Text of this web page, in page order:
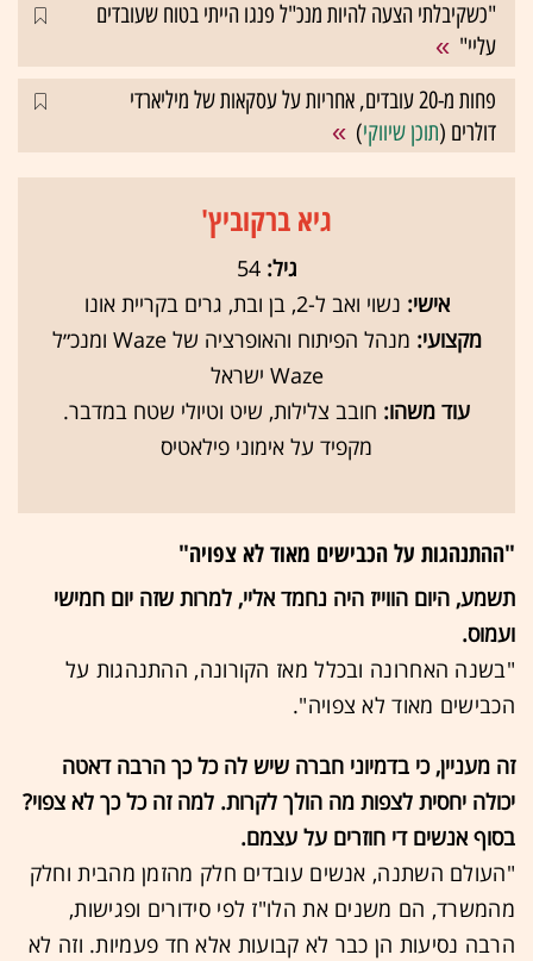
"כשקיבלתי הצעה להיות מנכ"ל פנגו הייתי בטוח שעובדים
עליי"
פחות מ-20 עובדים, אחריות על עסקאות של מיליארדי
דולרים (תוכן שיווקי)
גיא ברקוביץ'
גיל:54
אישי: נשוי ואב ל-2, בן ובת, גרים בקריית אונו
מקצועי:
מנהל הפיתוח והאופרציה של Waze ומנכ״ל
Waze ישראל
עוד משהו: חובב צלילות, שיט וטיולי שטח במדבר.
מקפיד על אימוני פילאטיס
"ההתנהגות על הכבישים מאוד לא צפויה"
תשמע, היום הווייז היה נחמד אליי, למרות שזה יום חמישי
ועמוס.
"בשנה האחרונה ובכלל מאז הקורונה, ההתנהגות על
הכבישים מאוד לא צפויה".
זה מעניין, כי בדמיוני חברה שיש לה כל כך הרבה דאטה
יכולה יחסית לצפות מה הולך לקרות. למה זה כל כך לא צפוי?
בסוף אנשים די חוזרים על עצמם.
"העולם השתנה, אנשים עובדים חלק מהזמן מהבית וחלק
מהמשרד, הם משנים את הלו"ז לפי סידורים ופגישות,
הרבה נסיעות הן כבר לא קבועות אלא חד פעמיות. וזה לא